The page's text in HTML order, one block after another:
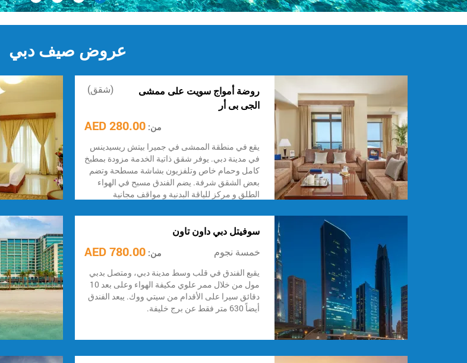
عروض صيف دبي
روضة أمواج سويت على ممشى
الجى بى أر‎
(شقق)
من: 280.00 AED
يقع في منطقة الممشى في جميرا بيتش ريسيدينس
في مدينة دبي. يوفر شقق ذاتية الخدمة مزودة بمطبخ
كامل وحمام خاص وتلفزيون بشاشة مسطحة وتضم
بعض الشقق شرفة. يضم الفندق مسبح في الهواء
الطلق و مركز للياقة البدنية و مواقف مجانية
سوفيتل دبي داون تاون
خمسة نجوم
من: 780.00 AED
يقبع الفندق في قلب وسط مدينة دبي، ومتصل بدبي
مول من خلال ممر علوي مكيفة الهواء وعلى بعد 10
دقائق سيرا على الأقدام من سيتي ووك. يبعد الفندق
أيضاً 630 متر فقط عن برج خليفة.